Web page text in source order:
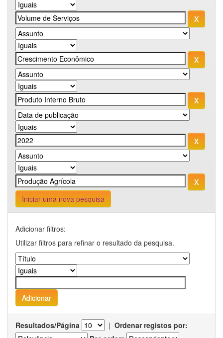
Iniciar uma nova pesquisa
Adicionar filtros:
Utilizar filtros para refinar o resultado da pesquisa.
Resultados/Página | Ordenar registos por: